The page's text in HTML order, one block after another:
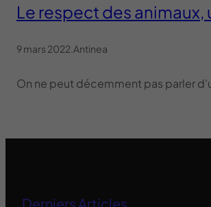
Le respect des animaux,
9 mars 2022 Antinea
On ne peut décemment pas parler
Derniers Articles